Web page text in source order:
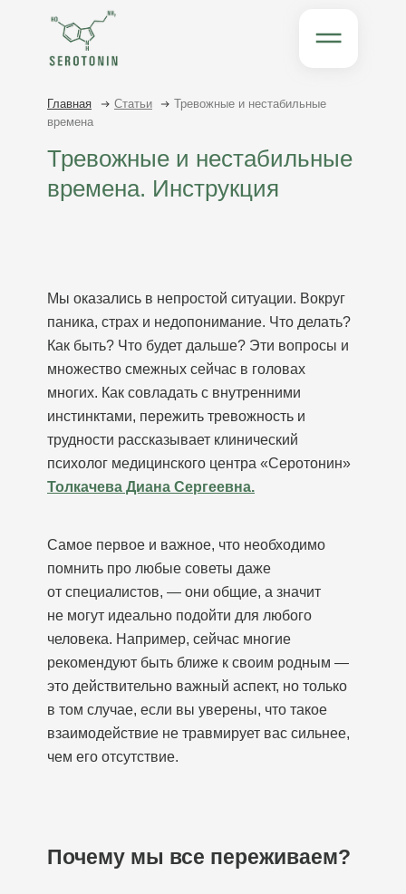
Тревожные и нестабильные
времена. Инструкция
Главная Статьи
Тревожные и нестабильные
времена
Почему мы все переживаем?
Мы оказались в непростой ситуации. Вокруг
паника, страх и недопонимание. Что делать?
Как быть? Что будет дальше? Эти вопросы и
множество смежных сейчас в головах
многих. Как совладать с внутренними
инстинктами, пережить тревожность и
трудности рассказывает клинический
психолог медицинского центра «Серотонин»
Толкачева Диана Сергеевна.
Самое первое и важное, что необходимо
помнить про любые советы даже
от специалистов, — они общие, а значит
не могут идеально подойти для любого
человека. Например, сейчас многие
рекомендуют быть ближе к своим родным —
это действительно важный аспект, но только
в том случае, если вы уверены, что такое
взаимодействие не травмирует вас сильнее,
чем его отсутствие.